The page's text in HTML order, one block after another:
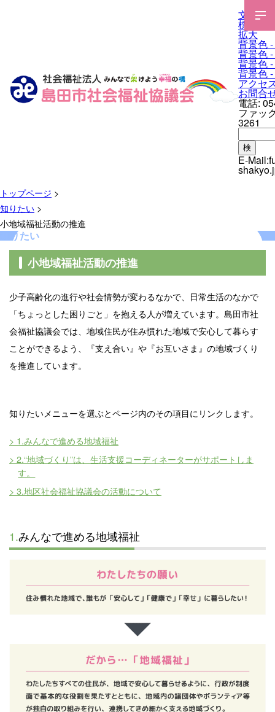
文字サ
標準
拡大
背景色
背景色
背景色
背景色
アクセ
お問合
電話:
ファッ
3261
検
E-Mail:
トップページ >
知りたい >
小地域福祉活動の推進
知りたい
小地域福祉活動の推進
少子高齢化の進行や社会情勢が変わるなかで、日常生活のなかで
「ちょっとした困りごと」を抱える人が増えています。島田市社
会福祉協議会では、地域住民が住み慣れた地域で安心して暮らす
ことができるよう、『支え合い』や『お互いさま』の地域づくり
を推進しています。
知りたいメニューを選ぶとページ内のその項目にリンクします。
> 1.みんなで進める地域福祉
> 2.“地域づくり”は、生活支援コーディネーターがサポートしま
す。
> 3.地区社会福祉協議会の活動について
1.みんなで進める地域福祉